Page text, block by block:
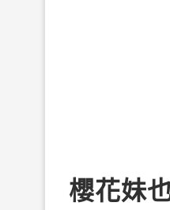
櫻花妹